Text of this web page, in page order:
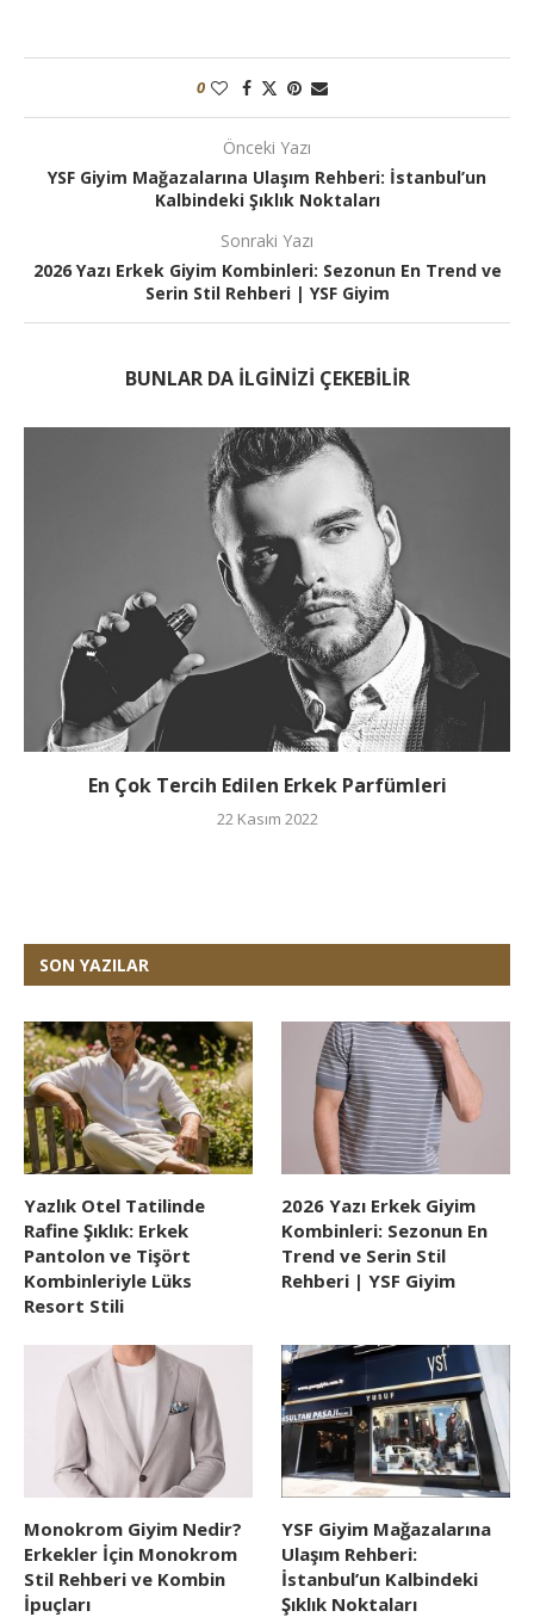
0
Önceki Yazı
YSF Giyim Mağazalarına Ulaşım Rehberi: İstanbul’un
Kalbindeki Şıklık Noktaları
Sonraki Yazı
2026 Yazı Erkek Giyim Kombinleri: Sezonun En Trend ve
Serin Stil Rehberi | YSF Giyim
BUNLAR DA ILGINIZI ÇEKEBILIR
En Çok Tercih Edilen Erkek Parfümleri
22 Kasım 2022
SON YAZILAR
Yazlık Otel Tatilinde
Rafine Şıklık: Erkek
Pantolon ve Tişört
Kombinleriyle Lüks
Resort Stili
2026 Yazı Erkek Giyim
Kombinleri: Sezonun En
Trend ve Serin Stil
Rehberi | YSF Giyim
Monokrom Giyim Nedir?
Erkekler İçin Monokrom
Stil Rehberi ve Kombin
İpuçları
YSF Giyim Mağazalarına
Ulaşım Rehberi:
İstanbul’un Kalbindeki
Şıklık Noktaları